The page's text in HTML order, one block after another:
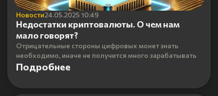
Новости24.05.2025 10:49
Недостатки криптовалюты. О чем нам
мало говорят?
Отрицательные стороны цифровых монет знать
необходимо, иначе не получится много зарабатывать
Подробнее